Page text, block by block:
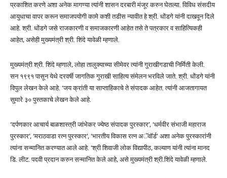
प्रकाशित करणे अशा अनेक मागण्या त्यांनी शासन दरबारी मंजूर करुन घेतल्या. विविध संसदीय
आयुधाचा वापर करून समाजपयोगी कामे कशी तडीस न्यावीत हे श्री. धोंडगे यांनी दाखवून दिले
आहे. श्री. धोंडगे जसे राजकारणी व समाजकारणी आहेत तसे ते पत्रकार व साहित्यिकही
आहेत, असेही मुख्यमंत्री श्री. शिंदे यावेळी म्हणाले.
मुख्यमंत्री श्री. शिंदे म्हणाले, लोहा तालुक्याच्या सीमेवर त्यांनी गुराखीगडाची निर्मिती केली.
सन १९९१ पासून येथे दरवर्षी जागतिक गुराखी साहित्य संमेलन भरविले जाते. श्री. धोंडगे यांनी
विपुल लेखन केले आहे. ‘जय क्रांती या साप्ताहिकाचे ते संपादक आहेत. त्यांनी आजतागायत
सुमारे ३० पुस्तकाचे लेखन केले आहे.
‘दर्पणकार आचार्य बाळशास्त्री जांभेकर ज्येष्ठ संपादक पुरस्कार’, ‘धर्मवीर संभाजी महाराज
पुरस्कार’, ‘मराठवाडा रत्न पुरस्कार’, ‘भारतीय विकास रत्न अॅवॉर्ड’ अशा अनेक पुरस्कारांनी
त्यांना सन्मानित करण्यात आले आहे. ‘श्री शिवाजी लोक विद्यापीठ, कल्याण यांनी त्यांना मानद
डि. लीट. पदवी प्रदान करुन सन्मानित केले आहे, असे मुख्यमंत्री श्री.शिंदे यावेळी म्हणाले.